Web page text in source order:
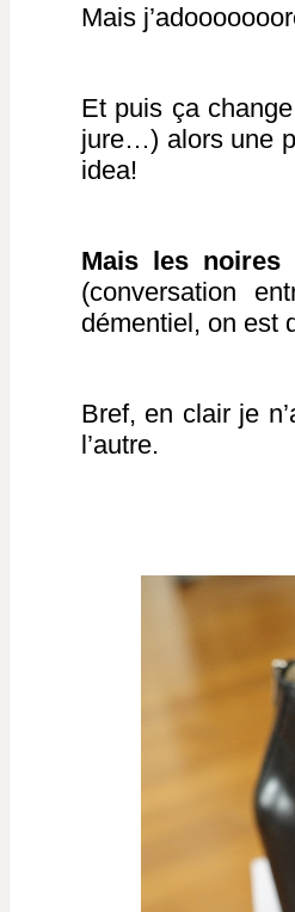
Mais
Et puis ça
jure…) alors une
idea!
Mais les noires
(conversation
démentiel, on est
Bref, en clair je
l’autre.